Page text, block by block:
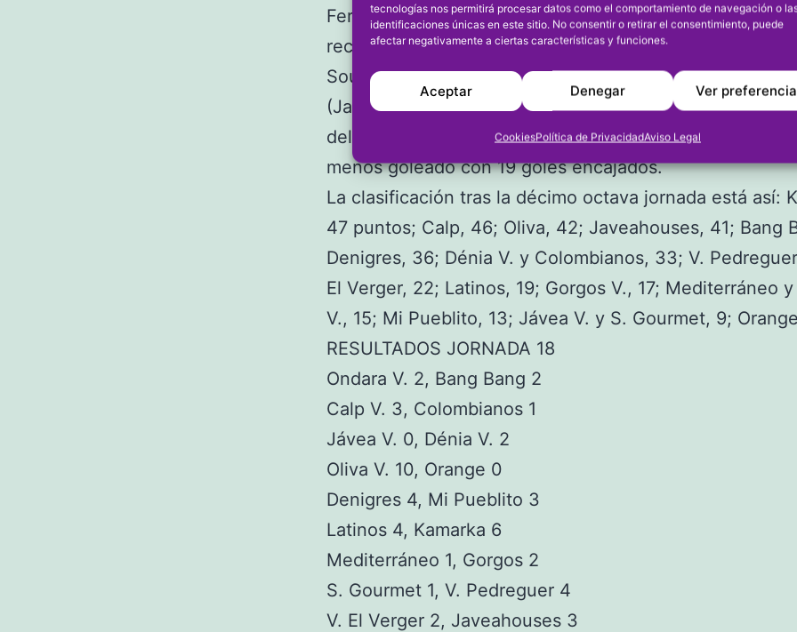
tecnologías nos permitirá procesar datos como el comportamiento de navegación o
identificaciones únicas en este sitio. No consentir o retirar el consentimiento, puede
afectar negativamente a ciertas características y funciones.
Aceptar Denegar Ver
CookiesPolítica de PrivacidadAviso Legal
Ferran Monzó (Kamarka), que marcó tres goles el
recupera ser el pichichi de la liga con 24 goles. Le
Soufian Attari con 23 (Denigres) y Joan Kilian Soler
(Javeahouses) con 15. Kamarka es el equipo máximo
del campeonato con 72 goles marcados y Javeahouses
menos goleado con 19 goles encajados.
La clasificación tras la décimo octava jornada está así:
47 puntos; Calp, 46; Oliva, 42; Javeahouses, 41; Bang
Denigres, 36; Dénia V. y Colombianos, 33; V.
El Verger, 22; Latinos, 19; Gorgos V., 17; Mediterráneo y
V., 15; Mi Pueblito, 13; Jávea V. y S. Gourmet, 9;
RESULTADOS JORNADA 18
Ondara V. 2, Bang Bang 2
Calp V. 3, Colombianos 1
Jávea V. 0, Dénia V. 2
Oliva V. 10, Orange 0
Denigres 4, Mi Pueblito 3
Latinos 4, Kamarka 6
Mediterráneo 1, Gorgos 2
S. Gourmet 1, V. Pedreguer 4
V. El Verger 2, Javeahouses 3